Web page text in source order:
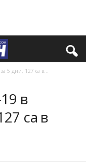
5 дни, 127 са в...
в
са в